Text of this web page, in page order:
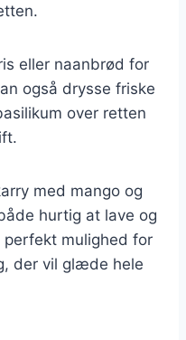
eller naanbrød for
også drysse friske
over retten
med mango og
hurtig at lave og
mulighed for
der vil glæde hele